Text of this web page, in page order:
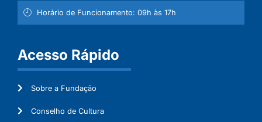
Horário de Funcionamento: 09h às 17h
Acesso Rápido
Sobre a Fundação
Conselho de Cultura